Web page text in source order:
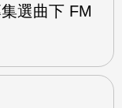
選曲下 FM